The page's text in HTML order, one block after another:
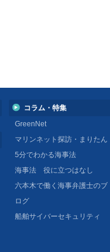
コラム・特集
GreenNet
マリンネット探訪・まりたん
5分でわかる海事法
海事法 役に立つはなし
六本木で働く海事弁護士のブ
ログ
船舶サイバーセキュリティ